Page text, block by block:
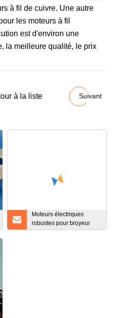
à fil de cuivre. Une autre
les moteurs à fil
est d'environ une
la meilleure qualité, le prix
à la liste Suivant
Moteurs électriques
robustes pour broyeur
Ye3/IE3/IE4